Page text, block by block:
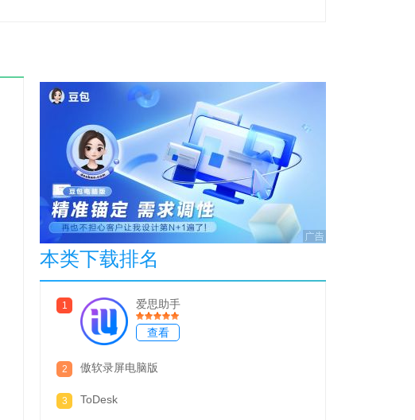
本类下载排名
1 爱思助手
查看
2 傲软录屏电脑版
3 ToDesk